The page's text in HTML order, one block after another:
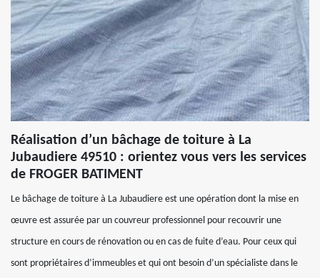
Réalisation d’un bâchage de toiture à La
Jubaudiere 49510 : orientez vous vers les services
de FROGER BATIMENT
Le bâchage de toiture à La Jubaudiere est une opération dont la mise en
œuvre est assurée par un couvreur professionnel pour recouvrir une
structure en cours de rénovation ou en cas de fuite d’eau. Pour ceux qui
sont propriétaires d’immeubles et qui ont besoin d’un spécialiste dans le